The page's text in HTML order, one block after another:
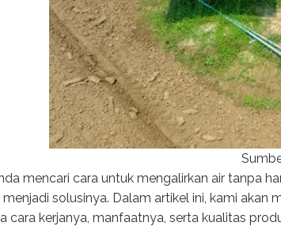
mencari cara untuk mengalirkan air tanpa
menjadi solusinya. Dalam artikel ini, kami
cara kerjanya, manfaatnya, serta kualitas